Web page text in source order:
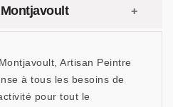
Artisan Peintre
à tous les besoins de
pour tout le